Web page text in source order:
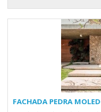
FACHADA PEDRA